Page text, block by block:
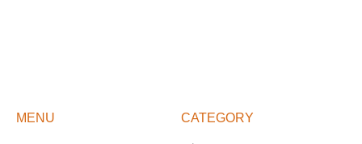
MENU CATEGORY